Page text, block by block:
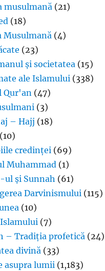
musulmană (21)
(18)
Musulmană (4)
(23)
și societatea (15)
ale Islamului (338)
Qur'an (47)
(3)
– Hajj (18)
(10)
credinței (69)
Muhammad (1)
ul și Sunnah (61)
Darvinismului (115)
(10)
(7)
– Tradiția profetică (24)
divină (33)
asupra lumii (1,183)